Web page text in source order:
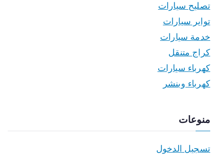
تصليح سيارات
تواير سيارات
خدمة سيارات
كراج متنقل
كهرباء سيارات
كهرباء وبنشر
منوعات
تسجيل الدخول